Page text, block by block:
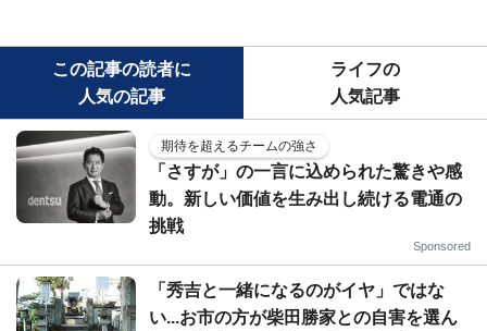
この記事の読者に
人気の記事
ライフの
人気記事
期待を超えるチームの強さ
「さすが」の一言に込められた驚きや感
動。新しい価値を生み出し続ける電通の
挑戦
Sponsored
「秀吉と一緒になるのがイヤ」ではな
い...お市の方が柴田勝家との自害を選ん